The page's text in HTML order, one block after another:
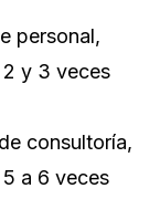
personal,
y 3 veces
consultoría,
a 6 veces